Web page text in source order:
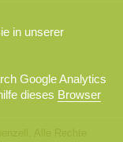
in unserer
Google Analytics
dieses Browser